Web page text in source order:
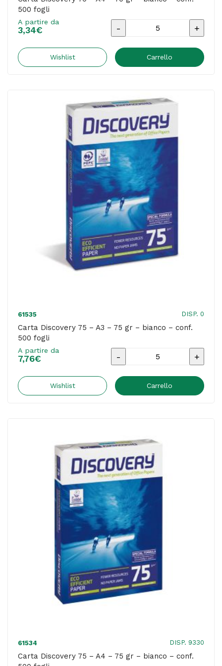
500 fogli
A partire da
3,34€
Carta
70
-
70
gr
-
bianco
-
conf.
500
fogli
quantità
Wishlist Carrello
61535 DISP. 0
Carta Discovery 75 – A3 – 75 gr – bianco – conf.
500 fogli
A partire da
7,76€
Carta
75
75
gr
-
bianco
-
conf.
500
fogli
quantità
Wishlist Carrello
61534 DISP. 9330
Carta Discovery 75 – A4 – 75 gr – bianco – conf.